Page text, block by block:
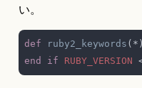
い。
def ruby2_keywords
end if RUBY_VERSION